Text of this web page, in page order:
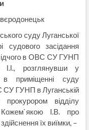
суду Луганської
судового засідання
в ОВС СУ ГУНП
І.І., розглянувши у
в приміщенні суду
СУ ГУНП в Луганській
відділу
Кожем`якою І.В. про
їх виїмки, –